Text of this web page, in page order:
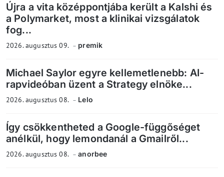
Újra a vita középpontjába került a Kalshi és
a Polymarket, most a klinikai vizsgálatok
fog...
2026. augusztus 09. premik
Michael Saylor egyre kellemetlenebb: AI-
rapvideóban üzent a Strategy elnöke...
2026. augusztus 08. Lelo
Így csökkentheted a Google-függőséget
anélkül, hogy lemondanál a Gmailről...
2026. augusztus 08. anorbee